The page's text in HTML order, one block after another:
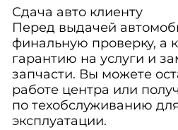
Сдача авто клиенту
Перед выдачей
финальную проверку, а
гарантию на услуги и
запчасти. Вы можете
работе центра или
по техобслуживанию
эксплуатации.